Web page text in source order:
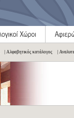
| Αλφαβητικός κατάλογος |